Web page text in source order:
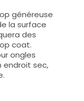
généreuse
la surface
des
coat.
ongles
endroit sec,